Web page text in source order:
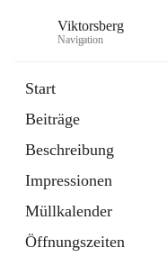
Viktorsberg
Navigation
Start
Beiträge
Beschreibung
Impressionen
Müllkalender
Öffnungszeiten
1 Schnellzugriff
Bürgerservice
10 Schnellzugriffe